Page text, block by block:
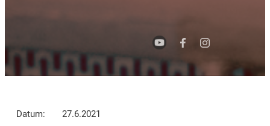
Datum: 27.6.2021